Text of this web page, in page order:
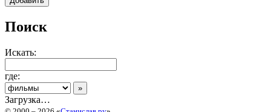
Поиск
Искать:
где:
Загрузка…